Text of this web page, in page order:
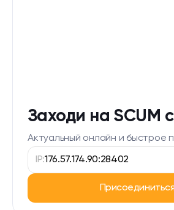
Заходи на SCUM
Актуальный онлайн и быстрое
IP:176.57.174.90:28402
Присоединиться